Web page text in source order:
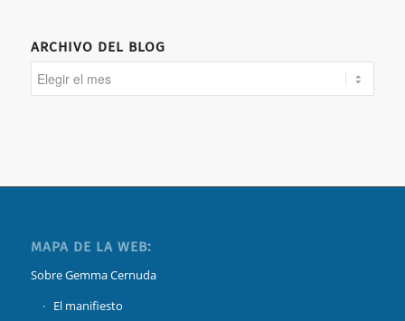
ARCHIVO DEL BLOG
MAPA DE LA WEB:
Sobre Gemma Cernuda
El manifiesto